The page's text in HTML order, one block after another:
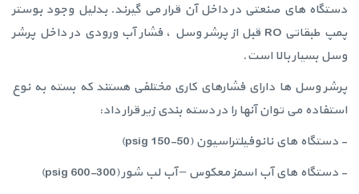
دستگاه های صنعتی در داخل آن قرار می گیرند. بدلیل وجود بوستر
پمپ طبقاتی RO قبل از پرشر وسل ، فشار آب ورودی در داخل پرشر
وسل بسیار بالا است.
پرشر وسل ها دارای فشارهای کاری مختلفی هستند که بسته به نوع
استفاده می توان آنها را در دسته بندی زیر قرار داد:
- دستگاه های نانوفیلتراسیون (50-150 psig)
- دستگاه های آب اسمز معکوس – آب لب شور (300-600 psig)